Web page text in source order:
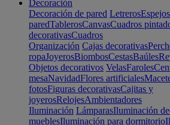
Decoración
Decoración de pared LetrerosEspejos
paredTablerosCanvasCuadros
decorativasCuadros
Organización Cajas decorativas
ropaJoyerosBiombosCestasBaúles
Objetos decorativos VelasFaroles
mesaNavidadFlores artificiales
fotosFiguras decorativasCajitas y
joyerosRelojesAmbientadores
Iluminación LámparasIluminación
mueblesIluminación para dormitorio